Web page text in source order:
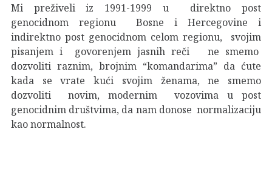
Mi preživeli iz 1991-1999 u direktno post
genocidnom regionu Bosne i Hercegovine i
indirektno post genocidnom celom regionu, svojim
pisanjem i govorenjem jasnih reči ne smemo
dozvoliti raznim, brojnim “komandarima” da ćute
kada se vrate kući svojim ženama, ne smemo
dozvoliti novim, modernim vozovima u post
genocidnim društvima, da nam donose normalizaciju
kao normalnost.